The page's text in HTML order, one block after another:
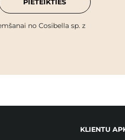
no Cosibella sp. z
PIETEIKTIES
KLIENTU